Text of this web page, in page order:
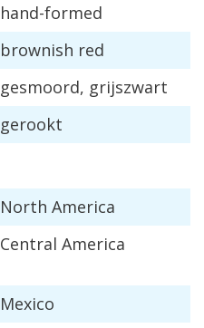
hand-formed
brownish red
gesmoord, grijszwart
gerookt
North America
Central America
Mexico